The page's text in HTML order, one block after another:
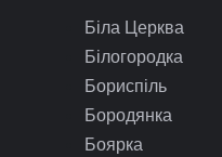
Біла Церква
Білогородка
Бориспіль
Бородянка
Боярка